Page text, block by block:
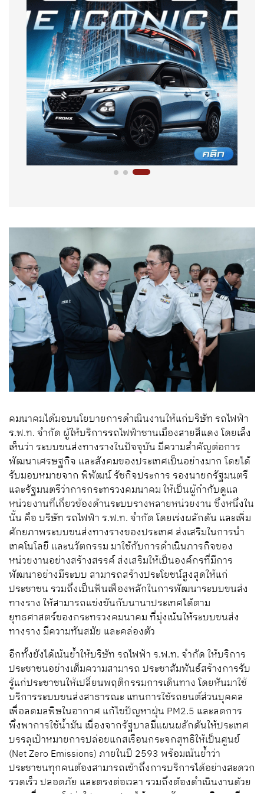
คมนาคมได้มอบนโยบายการดำเนินงานให้แก่บริษัท รถไฟฟ้า
ร.ฟ.ท. จำกัด ผู้ให้บริการรถไฟฟ้าชานเมืองสายสีแดง โดยเล็ง
เห็นว่า ระบบขนส่งทางรางในปัจจุบัน มีความสำคัญต่อการ
พัฒนาเศรษฐกิจ และสังคมของประเทศเป็นอย่างมาก โดยได้
รับมอบหมายจาก พิพัฒน์ รัชกิจประการ รองนายกรัฐมนตรี
และรัฐมนตรีว่าการกระทรวงคมนาคม ให้เป็นผู้กำกับดูแล
หน่วยงานที่เกี่ยวข้องด้านระบบรางหลายหน่วยงาน ซึ่งหนึ่งใน
นั้น คือ บริษัท รถไฟฟ้า ร.ฟ.ท. จำกัด โดยเร่งผลักดัน และเพิ่ม
ศักยภาพระบบขนส่งทางรางของประเทศ ส่งเสริมในการนำ
เทคโนโลยี และนวัตกรรม มาใช้กับการดำเนินภารกิจของ
หน่วยงานอย่างสร้างสรรค์ ส่งเสริมให้เป็นองค์กรที่มีการ
พัฒนาอย่างมีระบบ สามารถสร้างประโยชน์สูงสุดให้แก่
ประชาชน รวมถึงเป็นฟันเฟืองหลักในการพัฒนาระบบขนส่ง
ทางราง ให้สามารถแข่งขันกับนานาประเทศได้ตาม
ยุทธศาสตร์ของกระทรวงคมนาคม ที่มุ่งเน้นให้ระบบขนส่ง
ทางราง มีความทันสมัย และคล่องตัว
อีกทั้งยังได้เน้นย้ำให้บริษัท รถไฟฟ้า ร.ฟ.ท. จำกัด ให้บริการ
ประชาชนอย่างเต็มความสามารถ ประชาสัมพันธ์สร้างการรับ
รู้แก่ประชาชนให้เปลี่ยนพฤติกรรมการเดินทาง โดยหันมาใช้
บริการระบบขนส่งสาธารณะ แทนการใช้รถยนต์ส่วนบุคคล
เพื่อลดมลพิษในอากาศ แก้ไขปัญหาฝุ่น PM2.5 และลดการ
พึ่งพาการใช้น้ำมัน เนื่องจากรัฐบาลมีแผนผลักดันให้ประเทศ
บรรลุเป้าหมายการปล่อยแกสเรือนกระจกสุทธิให้เป็นศูนย์
(Net Zero Emissions) ภายในปี 2593 พร้อมเน้นย้ำว่า
ประชาชนทุกคนต้องสามารถเข้าถึงการบริการได้อย่างสะดวก
รวดเร็ว ปลอดภัย และตรงต่อเวลา รวมถึงต้องดำเนินงานด้วย